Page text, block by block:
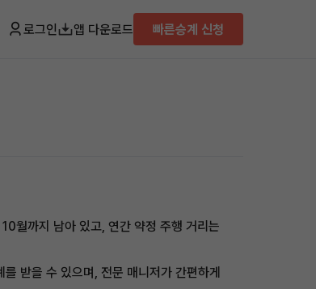
로그인 앱 다운로드 빠른승계 신청
월까지 남아 있고, 연간 약정 주행 거리는
받을 수 있으며, 전문 매니저가 간편하게